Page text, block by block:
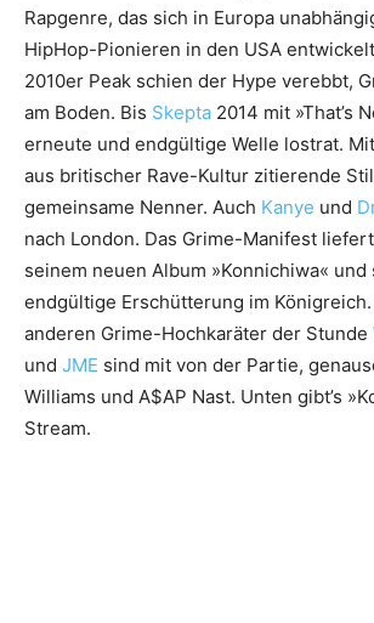
Rapgenre, das sich in Europa
HipHop-Pionieren in den USA
2010er Peak schien der Hype verebbt,
am Boden. Bis Skepta 2014 mit »That’s
erneute und endgültige Welle lostrat.
aus britischer Rave-Kultur zitierende
gemeinsame Nenner. Auch Kanye und
nach London. Das Grime-Manifest
seinem neuen Album »Konnichiwa«
endgültige Erschütterung im
anderen Grime-Hochkaräter der Stunde
und JME sind mit von der Partie,
Williams und A$AP Nast. Unten gibt’s
Stream.